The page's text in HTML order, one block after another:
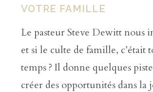
VOTRE FAMILLE
Le pasteur Steve Dewitt nous
et si le culte de famille, c’était
temps ? Il donne quelques
créer des opportunités dans la